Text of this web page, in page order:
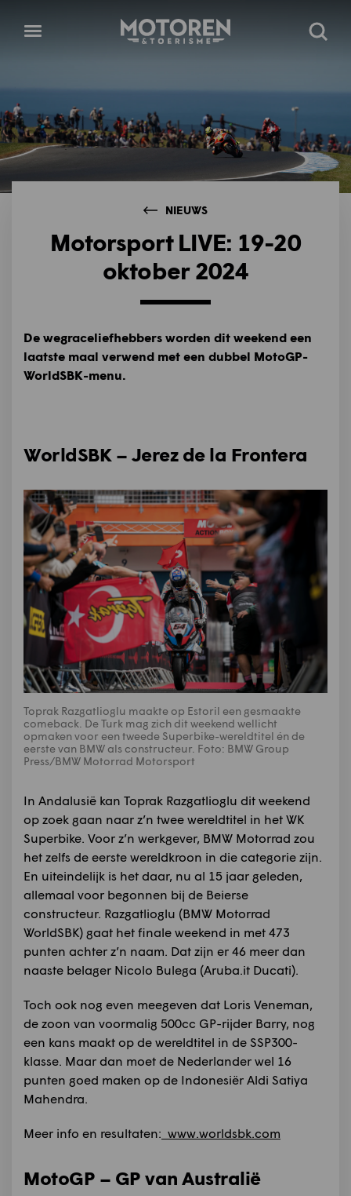
Open
Homepage Zoeken
NIEUWS
Motorsport LIVE: 19-20
oktober 2024
De wegraceliefhebbers worden dit weekend een
laatste maal verwend met een dubbel MotoGP-
WorldSBK-menu.
WorldSBK – Jerez de la Frontera
Toprak Razgatlioglu maakte op Estoril een gesmaakte
comeback. De Turk mag zich dit weekend wellicht
opmaken voor een tweede Superbike-wereldtitel én de
eerste van BMW als constructeur. Foto: BMW Group
Press/BMW Motorrad Motorsport
In Andalusië kan Toprak Razgatlioglu dit weekend
op zoek gaan naar z’n twee wereldtitel in het WK
Superbike. Voor z’n werkgever, BMW Motorrad zou
het zelfs de eerste wereldkroon in die categorie zijn.
En uiteindelijk is het daar, nu al 15 jaar geleden,
allemaal voor begonnen bij de Beierse
constructeur. Razgatlioglu (BMW Motorrad
WorldSBK) gaat het finale weekend in met 473
punten achter z’n naam. Dat zijn er 46 meer dan
naaste belager Nicolo Bulega (Aruba.it Ducati).
Toch ook nog even meegeven dat Loris Veneman,
de zoon van voormalig 500cc GP-rijder Barry, nog
een kans maakt op de wereldtitel in de SSP300-
klasse. Maar dan moet de Nederlander wel 16
punten goed maken op de Indonesiër Aldi Satiya
Mahendra.
Meer info en resultaten: www.worldsbk.com
MotoGP – GP van Australië